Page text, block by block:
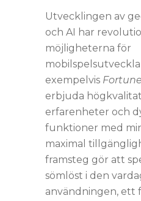
Utvecklingen av
och AI har
möjligheterna för
exempelvis
erbjuda
erfarenheter och
funktioner med
maximal
framsteg gör att
sömlöst i den
användningen, ett